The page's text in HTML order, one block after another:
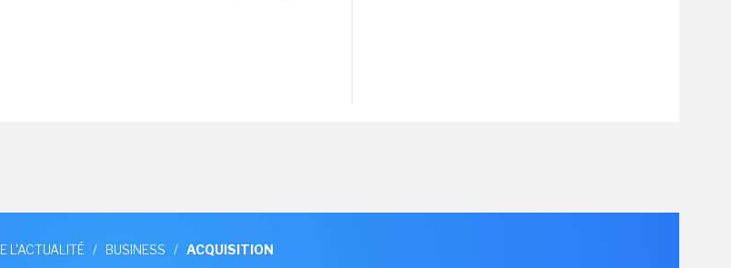
L'ACTUALITÉ / BUSINESS / ACQUISITION